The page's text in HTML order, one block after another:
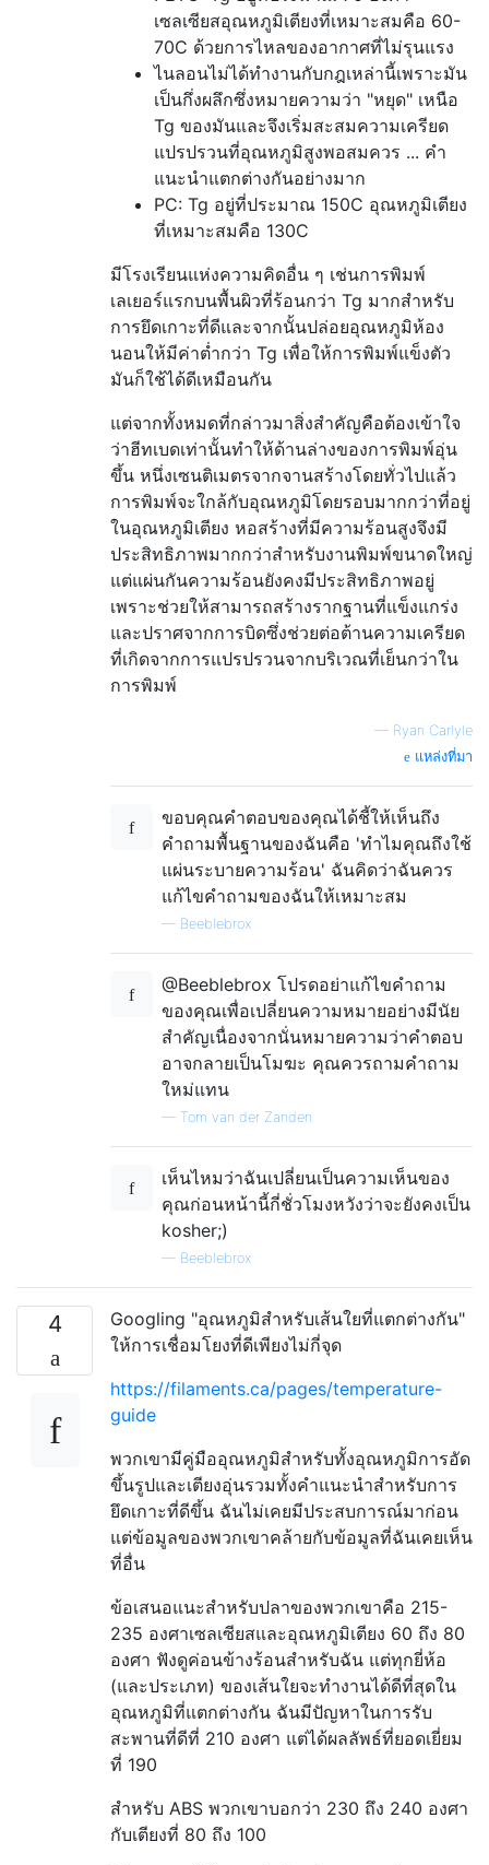
เซลเซียสอุณหภูมิเตียงที่เหมาะสมคือ 60-
70C ด้วยการไหลของอากาศที่ไม่รุนแรง
ไนลอนไม่ได้ทำงานกับกฎเหล่านี้เพราะมัน
เป็นกึ่งผลึกซึ่งหมายความว่า "หยุด" เหนือ
Tg ของมันและจึงเริ่มสะสมความเครียด
แปรปรวนที่อุณหภูมิสูงพอสมควร ... คำ
แนะนำแตกต่างกันอย่างมาก
PC: Tg อยู่ที่ประมาณ 150C อุณหภูมิเตียง
ที่เหมาะสมคือ 130C
มีโรงเรียนแห่งความคิดอื่น ๆ เช่นการพิมพ์
เลเยอร์แรกบนพื้นผิวที่ร้อนกว่า Tg มากสำหรับ
การยึดเกาะที่ดีและจากนั้นปล่อยอุณหภูมิห้อง
นอนให้มีค่าต่ำกว่า Tg เพื่อให้การพิมพ์แข็งตัว
มันก็ใช้ได้ดีเหมือนกัน
แต่จากทั้งหมดที่กล่าวมาสิ่งสำคัญคือต้องเข้าใจ
ว่าฮีทเบดเท่านั้นทำให้ด้านล่างของการพิมพ์อุ่น
ขึ้น หนึ่งเซนติเมตรจากจานสร้างโดยทั่วไปแล้ว
การพิมพ์จะใกล้กับอุณหภูมิโดยรอบมากกว่าที่อยู่
ในอุณหภูมิเตียง หอสร้างที่มีความร้อนสูงจึงมี
ประสิทธิภาพมากกว่าสำหรับงานพิมพ์ขนาดใหญ่
แต่แผ่นกันความร้อนยังคงมีประสิทธิภาพอยู่
เพราะช่วยให้สามารถสร้างรากฐานที่แข็งแกร่ง
และปราศจากการบิดซึ่งช่วยต่อต้านความเครียด
ที่เกิดจากการแปรปรวนจากบริเวณที่เย็นกว่าใน
การพิมพ์
— Ryan Carlyle
แหล่งที่มา
ขอบคุณคำตอบของคุณได้ชี้ให้เห็นถึง
คำถามพื้นฐานของฉันคือ 'ทำไมคุณถึงใช้
แผ่นระบายความร้อน' ฉันคิดว่าฉันควร
แก้ไขคำถามของฉันให้เหมาะสม
— Beeblebrox
@Beeblebrox โปรดอย่าแก้ไขคำถาม
ของคุณเพื่อเปลี่ยนความหมายอย่างมีนัย
สำคัญเนื่องจากนั่นหมายความว่าคำตอบ
อาจกลายเป็นโมฆะ คุณควรถามคำถาม
ใหม่แทน
— Tom van der Zanden
เห็นไหมว่าฉันเปลี่ยนเป็นความเห็นของ
คุณก่อนหน้านี้กี่ชั่วโมงหวังว่าจะยังคงเป็น
kosher;)
— Beeblebrox
4
Googling "อุณหภูมิสำหรับเส้นใยที่แตกต่างกัน"
ให้การเชื่อมโยงที่ดีเพียงไม่กี่จุด
https://filaments.ca/pages/temperature-
guide
พวกเขามีคู่มืออุณหภูมิสำหรับทั้งอุณหภูมิการอัด
ขึ้นรูปและเตียงอุ่นรวมทั้งคำแนะนำสำหรับการ
ยึดเกาะที่ดีขึ้น ฉันไม่เคยมีประสบการณ์มาก่อน
แต่ข้อมูลของพวกเขาคล้ายกับข้อมูลที่ฉันเคยเห็น
ที่อื่น
ข้อเสนอแนะสำหรับปลาของพวกเขาคือ 215-
235 องศาเซลเซียสและอุณหภูมิเตียง 60 ถึง 80
องศา ฟังดูค่อนข้างร้อนสำหรับฉัน แต่ทุกยี่ห้อ
(และประเภท) ของเส้นใยจะทำงานได้ดีที่สุดใน
อุณหภูมิที่แตกต่างกัน ฉันมีปัญหาในการรับ
สะพานที่ดีที่ 210 องศา แต่ได้ผลลัพธ์ที่ยอดเยี่ยม
ที่ 190
สำหรับ ABS พวกเขาบอกว่า 230 ถึง 240 องศา
กับเตียงที่ 80 ถึง 100